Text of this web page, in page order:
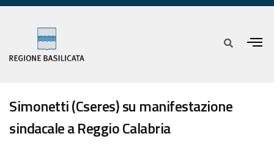
Simonetti (Cseres) su manifestazione
sindacale a Reggio Calabria